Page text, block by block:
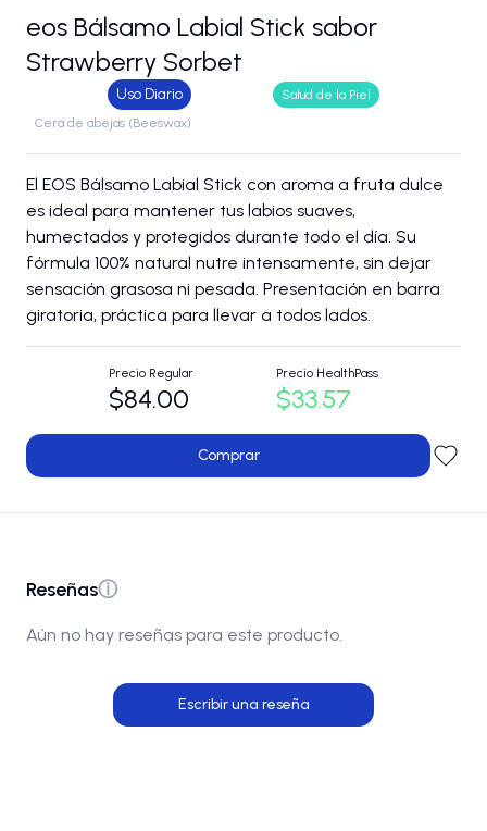
eos Bálsamo Labial Stick sabor
Strawberry Sorbet
Uso Diario
Salud de la Piel
Cera de abejas (Beeswax)
El EOS Bálsamo Labial Stick con aroma a fruta dulce
es ideal para mantener tus labios suaves,
humectados y protegidos durante todo el día. Su
fórmula 100% natural nutre intensamente, sin dejar
sensación grasosa ni pesada. Presentación en barra
giratoria, práctica para llevar a todos lados.
Precio Regular
$84.00
Precio HealthPass
$33.57
Comprar
Reseñasⓘ
Aún no hay reseñas para este producto.
Escribir una reseña